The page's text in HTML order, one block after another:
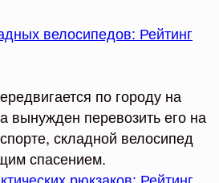
велосипедов: Рейтинг
по городу на
вынужден перевозить его на
складной велосипед
спасением.